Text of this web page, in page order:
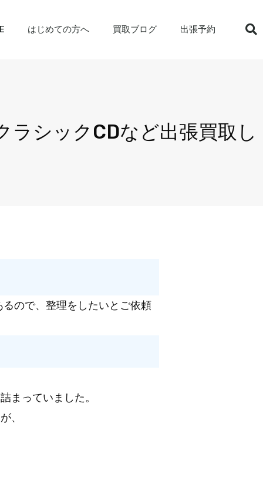
はじめての方へ 買取ブログ 出張予約
ラシックCDなど出張買取し
ので、整理をしたいとご依頼
まっていました。
、